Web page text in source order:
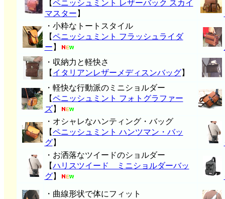
【ペニッシュミント レザーバック スカイ
マスター 】
・小粋なトートスタイル
【ペニッシュミント フラッシュライダ
ー 】
・収納力と軽快さ
【 イタリアンレザーメディスンバッグ】
・軽快な行動派のミニショルダー
【ペニッシュミント フォトグラファー
ズ】
・オシャレなハンティング・バッグ
【ペニッシュミント ハンツマン・バッ
グ】
・お洒落なツイードのショルダー
【ハリスツイード ミニショルダーバッ
グ】
・曲線形状で体にフィット